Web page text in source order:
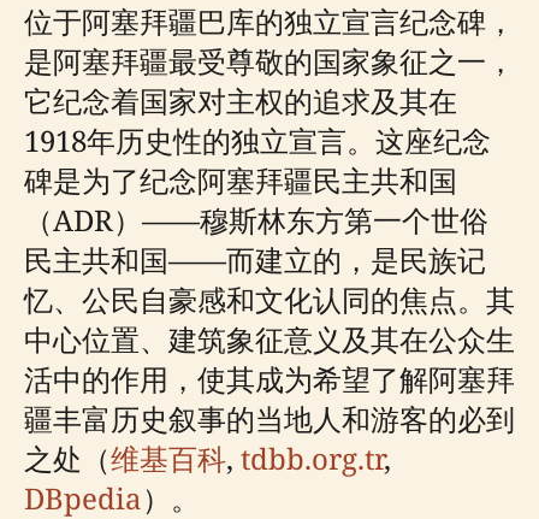
位于阿塞拜疆巴库的独立宣言纪念碑，
是阿塞拜疆最受尊敬的国家象征之一，
它纪念着国家对主权的追求及其在
1918年历史性的独立宣言。这座纪念
碑是为了纪念阿塞拜疆民主共和国
（ADR）——穆斯林东方第一个世俗
民主共和国——而建立的，是民族记
忆、公民自豪感和文化认同的焦点。其
中心位置、建筑象征意义及其在公众生
活中的作用，使其成为希望了解阿塞拜
疆丰富历史叙事的当地人和游客的必到
之处（维基百科, tdbb.org.tr,
DBpedia）。